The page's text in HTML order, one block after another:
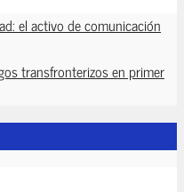
el activo de comunicación
transfronterizos en primer